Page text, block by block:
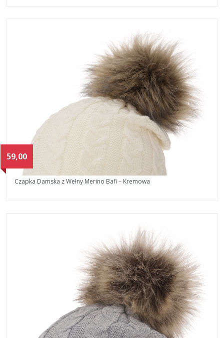
59,00
Czapka Damska z Wełny Merino Bafi – Kremowa